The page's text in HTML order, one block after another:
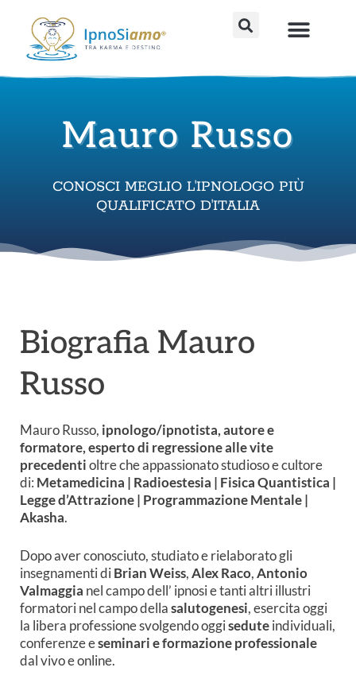
contenuto
Mauro Russo
CONOSCI MEGLIO L'IPNOLOGO PIÙ
QUALIFICATO D'ITALIA
Biografia Mauro
Russo
Mauro Russo, ipnologo/ipnotista, autore e
formatore, esperto di regressione alle vite
precedentioltre che appassionato studioso e cultore
di: Metamedicina | Radioestesia | Fisica Quantistica |
Legge d’Attrazione | Programmazione Mentale |
Akasha.
Dopo aver conosciuto, studiato e rielaborato gli
insegnamenti diBrian Weiss,Alex Raco,Antonio
Valmaggia nel campo dell’ ipnosi e tanti altri illustri
formatori nel campo dellasalutogenesi,esercita oggi
la libera professione svolgendo oggiseduteindividuali,
conferenze eseminari e formazione professionale
dal vivo e online.